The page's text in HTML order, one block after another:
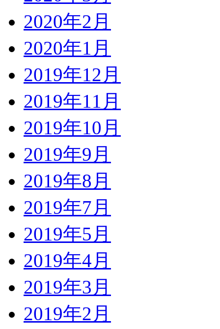
2020年2月
2020年1月
2019年12月
2019年11月
2019年10月
2019年9月
2019年8月
2019年7月
2019年5月
2019年4月
2019年3月
2019年2月